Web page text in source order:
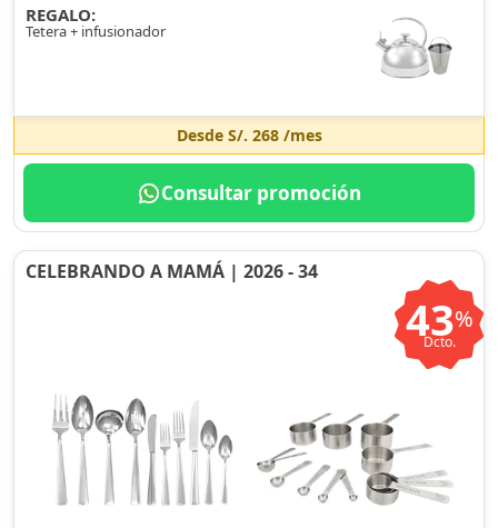
REGALO:
Tetera + infusionador
Desde S/. 268/mes
Consultar promoción
CELEBRANDO A MAMÁ | 2026 - 34
43%
Dcto.